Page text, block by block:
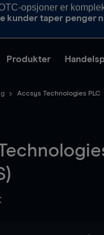
opsjoner er
kunder taper penger
Produkter
Accsys Technologies PLC